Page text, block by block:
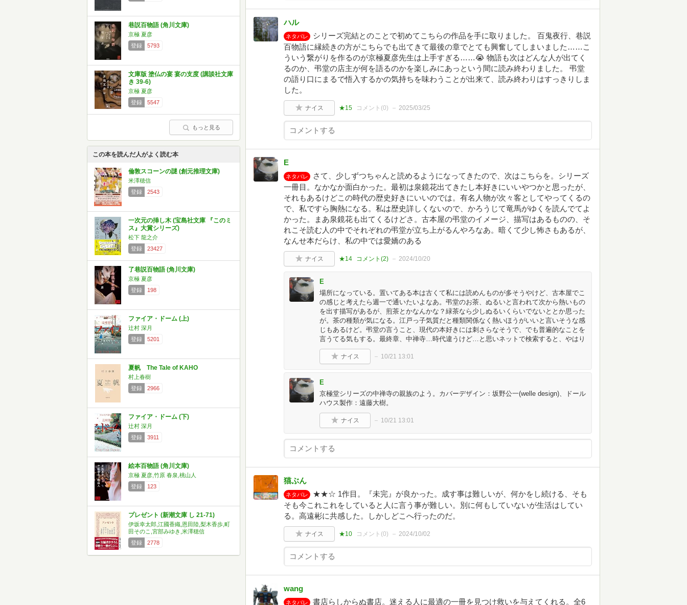
巷説百物語 (角川文庫)
京極 夏彦
登録
5793
文庫版 塗仏の宴 宴の支度 (講談社文庫
き 39-6)
京極 夏彦
登録
5547
もっと見る
この本を読んだ人がよく読む本
倫敦スコーンの謎 (創元推理文庫)
米澤穂信
登録
2543
一次元の挿し木 (宝島社文庫 『このミ
ス』大賞シリーズ)
松下 龍之介
登録
23427
了巷説百物語 (角川文庫)
京極 夏彦
登録
198
ファイア・ドーム (上)
辻村 深月
登録
5201
夏帆 The Tale of KAHO
村上春樹
登録
2966
ファイア・ドーム (下)
辻村 深月
登録
3911
絵本百物語 (角川文庫)
京極 夏彦,竹原 春泉,桃山人
登録
123
プレゼント (新潮文庫 し 21-71)
伊坂幸太郎,江國香織,恩田陸,梨木香歩,町
田そのこ,宮部みゆき,米澤穂信
登録
2778
ハル
ネタバレ
シリーズ完結とのことで初めてこちらの作品を手に取りました。 百鬼夜行、巷説
百物語に縁続きの方がこちらでも出てきて最後の章でとても興奮してしまいました……こ
ういう繋がりを作るのが京極夏彦先生は上手すぎる……😭 物語も次はどんな人が出てく
るのか、弔堂の店主が何を語るのかを楽しみにあっという間に読み終わりました。 弔堂
の語り口にまるで悟入するかの気持ちを味わうことが出来て、読み終わりはすっきりしま
した。
ナイス ★15 コメント(0) 2025/03/25
E
ネタバレ
さて、少しずつちゃんと読めるようになってきたので、次はこちらを。シリーズ
一冊目。なかなか面白かった。最初は泉鏡花出てきたし本好きにいいやつかと思ったが、
それもあるけどこの時代の歴史好きにいいのでは。有名人物が次々客としてやってくるの
で、私ですら胸熱になる。私は歴史詳しくないので、かろうじて竜馬がゆくを読んでてよ
かった。まあ泉鏡花も出てくるけどさ。古本屋の弔堂のイメージ、描写はあるものの、そ
れこそ読む人の中でそれぞれの弔堂が立ち上がるんやろなあ。暗くて少し怖さもあるが、
なんせ本だらけ、私の中では愛嬌のある
ナイス ★14 コメント(2) 2024/10/20
E
場所になっている。置いてある本は古くて私には読めんものが多そうやけど、古本屋でこ
の感じと考えたら週一で通いたいよなあ。弔堂のお茶、ぬるいと言われて次から熱いもの
を出す描写があるが、煎茶とかなんかな？緑茶なら少しぬるいくらいでないととか思った
が。茶の種類が気になる。江戸っ子気質だと種類関係なく熱いほうがいいと言いそうな感
じもあるけど。弔堂の言うこと、現代の本好きには刺さらなそうで、でも普遍的なことを
言うてる気もする。最終章、中禅寺…時代違うけど…と思いネットで検索すると、やはり
ナイス 10/21 13:01
E
京極堂シリーズの中禅寺の親族のよう。カバーデザイン：坂野公一(welle design)、ドール
ハウス製作：遠藤大樹。
ナイス 10/21 13:01
猫ぶん
ネタバレ
★★☆ 1作目。『未完』が良かった。成す事は難しいが、何かをし続ける、そも
そも今これこれをしていると人に言う事が難しい。別に何もしていないが生活はしてい
る。高遠彬に共感した。しかしどこへ行ったのだ。
ナイス ★10 コメント(0) 2024/10/02
wang
ネタバレ 書店らしからぬ書店。迷える人に最適の一冊を見つけ救いを与えてくれる。全6